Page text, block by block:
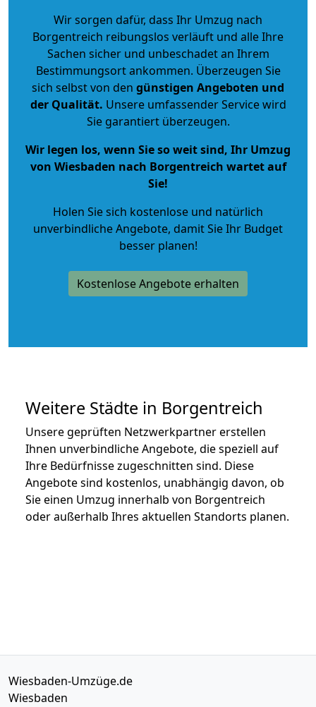
Wir sorgen dafür, dass Ihr Umzug nach
Borgentreich reibungslos verläuft und alle Ihre
Sachen sicher und unbeschadet an Ihrem
Bestimmungsort ankommen. Überzeugen Sie
sich selbst von den günstigen Angeboten und
der Qualität. Unsere umfassender Service wird
Sie garantiert überzeugen.
Wir legen los, wenn Sie so weit sind, Ihr Umzug
von Wiesbaden nach Borgentreich wartet auf
Sie!
Holen Sie sich kostenlose und natürlich
unverbindliche Angebote, damit Sie Ihr Budget
besser planen!
Kostenlose Angebote erhalten
Weitere Städte in Borgentreich
Unsere geprüften Netzwerkpartner erstellen
Ihnen unverbindliche Angebote, die speziell auf
Ihre Bedürfnisse zugeschnitten sind. Diese
Angebote sind kostenlos, unabhängig davon, ob
Sie einen Umzug innerhalb von Borgentreich
oder außerhalb Ihres aktuellen Standorts planen.
Wiesbaden-Umzüge.de
Wiesbaden